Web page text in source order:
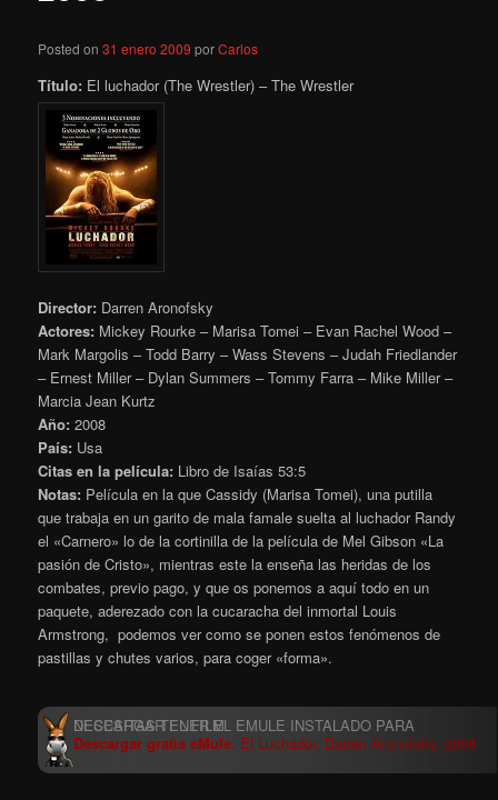
Posted on31 enero 2009 porCarlos
Título: El luchador (The Wrestler) – The Wrestler
Director: Darren Aronofsky
Actores: Mickey Rourke – Marisa Tomei – Evan Rachel Wood –
Mark Margolis – Todd Barry – Wass Stevens – Judah Friedlander
– Ernest Miller – Dylan Summers – Tommy Farra – Mike Miller –
Marcia Jean Kurtz
Año: 2008
País: Usa
Citas en la película: Libro de Isaías 53:5
Notas: Película en la que Cassidy (Marisa Tomei), una putilla
que trabaja en un garito de mala famale suelta al luchador Randy
el «Carnero» lo de la cortinilla de la película de Mel Gibson «La
pasión de Cristo», mientras este la enseña las heridas de los
combates, previo pago, y que os ponemos a aquí todo en un
paquete, aderezado con la cucaracha del inmortal Louis
Armstrong, podemos ver como se ponen estos fenómenos de
pastillas y chutes varios, para coger «forma».
Descargar gratis eMule: El Luchador, Darren Aronofsky, 2008